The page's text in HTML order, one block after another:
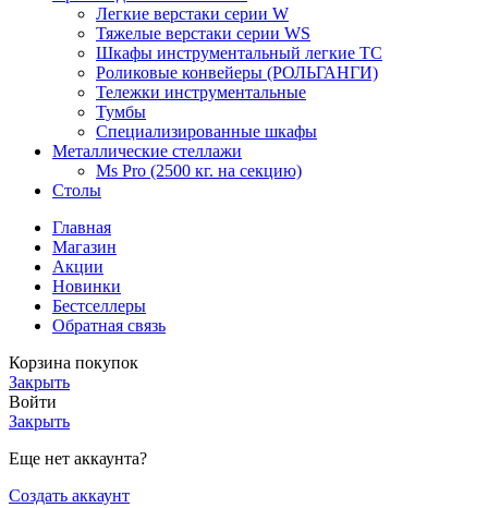
Легкие верстаки серии W
Тяжелые верстаки серии WS
Шкафы инструментальный легкие ТС
Роликовые конвейеры (РОЛЬГАНГИ)
Тележки инструментальные
Тумбы
Специализированные шкафы
Металлические стеллажи
Ms Pro (2500 кг. на секцию)
Столы
Главная
Магазин
Акции
Новинки
Бестселлеры
Обратная связь
Корзина покупок
Закрыть
Войти
Закрыть
Еще нет аккаунта?
Создать аккаунт